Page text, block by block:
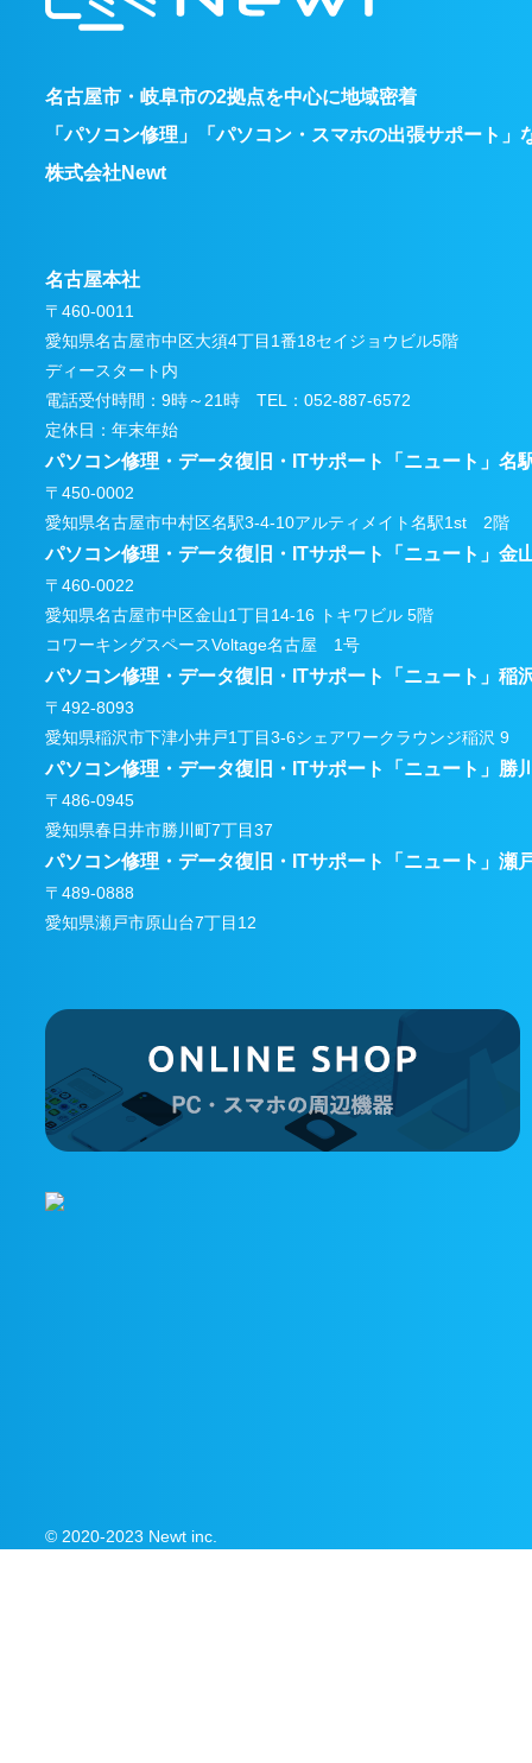
名古屋市・岐阜市の2拠点を中心に地域密着
「パソコン修理」「パソコン・スマホの出張サポート」
株式会社Newt
名古屋本社
〒460-0011
愛知県名古屋市中区大須4丁目1番18セイジョウビル5階
ディースタート内
電話受付時間：9時～21時 TEL：052-887-6572
定休日：年末年始
パソコン修理・データ復旧・ITサポート 「ニュート」名
〒450-0002
愛知県名古屋市中村区名駅3-4-10アルティメイト名駅1st 2階
パソコン修理・データ復旧・ITサポート 「ニュート」金
〒460-0022
愛知県名古屋市中区金山1丁目14-16 トキワビル 5階
コワーキングスペースVoltage名古屋 1号
パソコン修理・データ復旧・ITサポート 「ニュート」稲
〒492-8093
愛知県稲沢市下津小井戸1丁目3-6シェアワークラウンジ稲沢 9
パソコン修理・データ復旧・ITサポート 「ニュート」勝
〒486-0945
愛知県春日井市勝川町7丁目37
パソコン修理・データ復旧・ITサポート 「ニュート」瀬
〒489-0888
愛知県瀬戸市原山台7丁目12
© 2020-2023 Newt inc.